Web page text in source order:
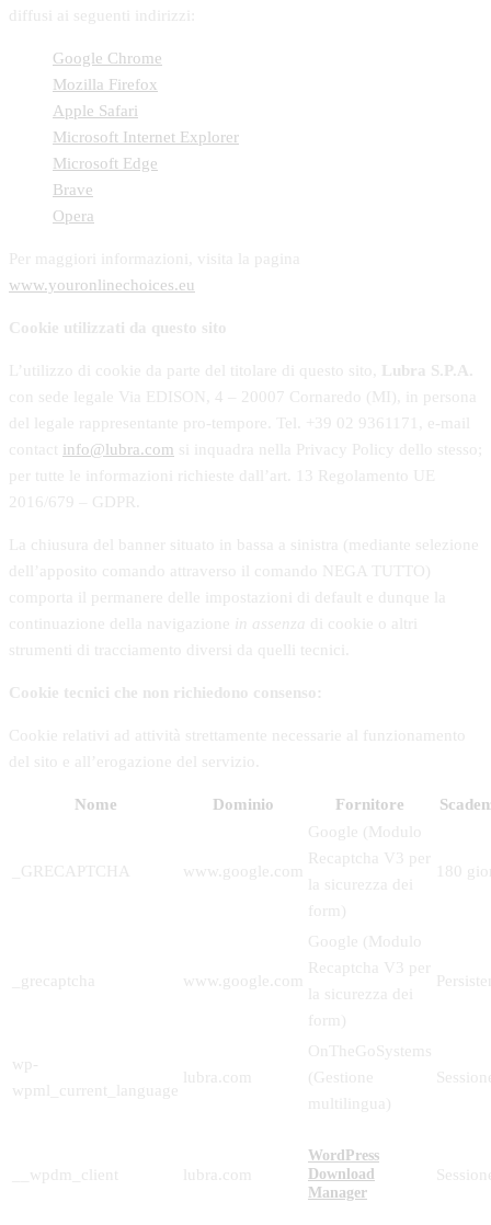
diffusi ai seguenti indirizzi:
Google Chrome
Mozilla Firefox
Apple Safari
Microsoft Internet Explorer
Microsoft Edge
Brave
Opera
Per maggiori informazioni, visita la pagina
www.youronlinechoices.eu
Cookie utilizzati da questo sito
L’utilizzo di cookie da parte del titolare di questo sito,
Lubra S.P.A.
con sede legale Via EDISON, 4 – 20007 Cornaredo (MI), in persona
del legale rappresentante pro-tempore. Tel. +39 02 9361171, e-mail
contact info@lubra.com si inquadra nella Privacy Policy dello stesso;
per tutte le informazioni richieste dall’art. 13 Regolamento UE
2016/679 – GDPR.
La chiusura del banner situato in bassa a sinistra (mediante selezione
dell’apposito comando attraverso il comando NEGA TUTTO)
comporta il permanere delle impostazioni di default e dunque la
continuazione della navigazione in assenza
di cookie o altri
strumenti di tracciamento diversi da quelli tecnici.
Cookie tecnici che non richiedono consenso:
Cookie relativi ad attività strettamente necessarie al funzionamento
del sito e all’erogazione del servizio.
Nome Dominio Fornitore
_GRECAPTCHA www.google.com
Google (Modulo
Recaptcha V3 per
la sicurezza dei
form)
180
_grecaptcha www.google.com
Google (Modulo
Recaptcha V3 per
la sicurezza dei
form)
wp-
wpml_current_language
lubra.com
OnTheGoSystems
(Gestione
multilingua)
__wpdm_client lubra.com
WordPress
Download
Manager